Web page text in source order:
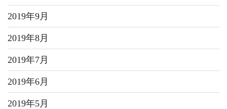
2019年9月
2019年8月
2019年7月
2019年6月
2019年5月